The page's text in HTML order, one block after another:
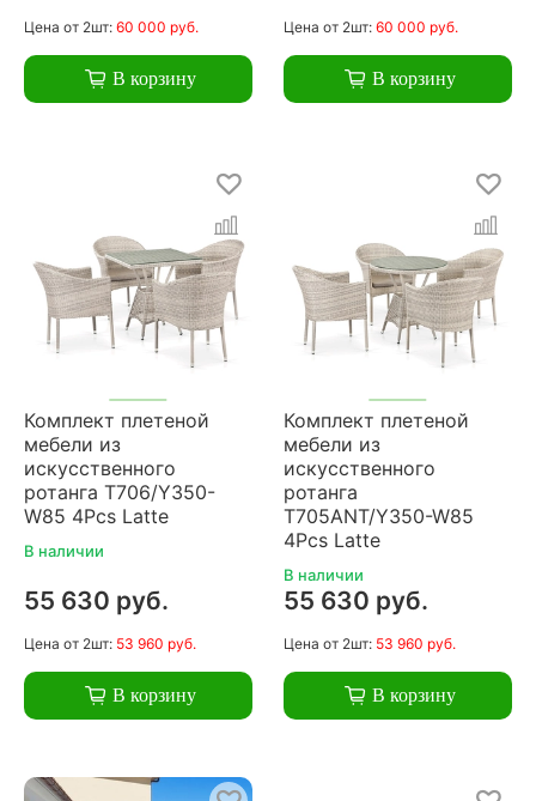
Цена от 2шт: 60 000 руб.
В корзину
Цена от 2шт: 60 000 руб.
В корзину
Комплект плетеной
мебели из
искусственного
ротанга T706/Y350-
W85 4Pcs Latte
В наличии
55 630 руб.
Цена от 2шт: 53 960 руб.
В корзину
Комплект плетеной
мебели из
искусственного
ротанга
T705ANT/Y350-W85
4Pcs Latte
В наличии
55 630 руб.
Цена от 2шт: 53 960 руб.
В корзину